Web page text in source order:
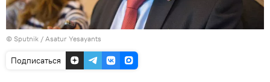
© Sputnik / Asatur Yesayants
Подписаться